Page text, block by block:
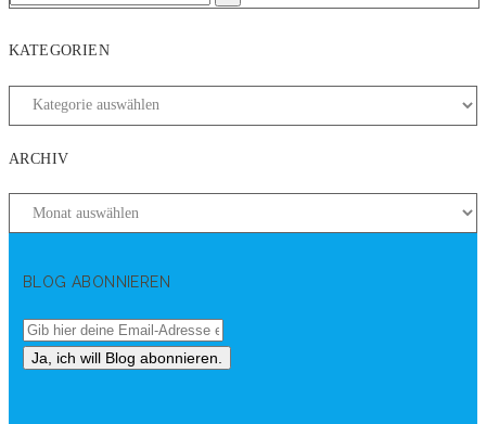
KATEGORIEN
ARCHIV
BLOG ABONNIEREN